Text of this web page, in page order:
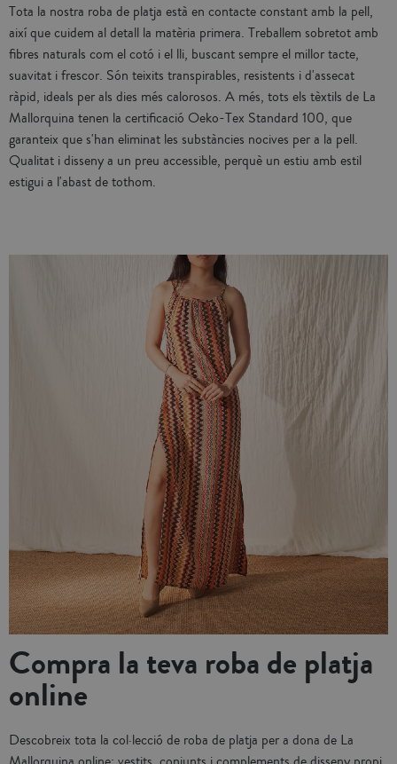
Tota la nostra roba de platja està en contacte constant amb la pell,
així que cuidem al detall la matèria primera. Treballem sobretot amb
fibres naturals com el cotó i el lli, buscant sempre el millor tacte,
suavitat i frescor. Són teixits transpirables, resistents i d'assecat
ràpid, ideals per als dies més calorosos. A més, tots els tèxtils de La
Mallorquina tenen la certificació Oeko-Tex Standard 100, que
garanteix que s'han eliminat les substàncies nocives per a la pell.
Qualitat i disseny a un preu accessible, perquè un estiu amb estil
estigui a l'abast de tothom.
Compra la teva roba de platja
online
Descobreix tota la col·lecció de roba de platja per a dona de La